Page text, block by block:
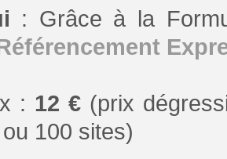
: Grâce à la
: 12 €(prix
100 sites)